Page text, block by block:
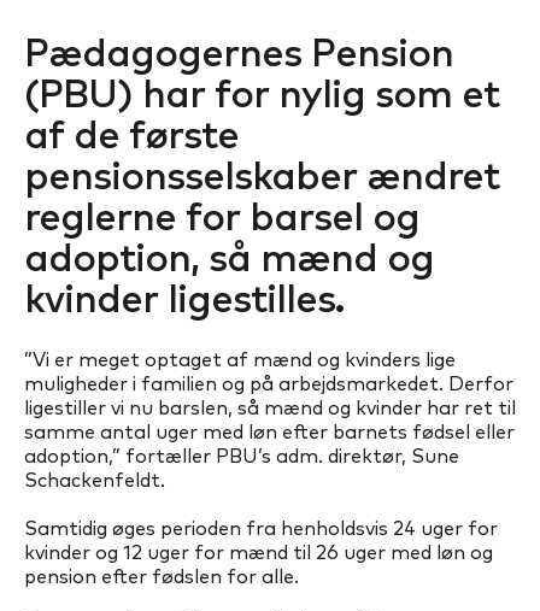
Pædagogernes Pension
(PBU) har for nylig som et
af de første
pensionsselskaber ændret
reglerne for barsel og
adoption, så mænd og
kvinder ligestilles.
”Vi er meget optaget af mænd og kvinders lige
muligheder i familien og på arbejdsmarkedet. Derfor
ligestiller vi nu barslen, så mænd og kvinder har ret til
samme antal uger med løn efter barnets fødsel eller
adoption,” fortæller PBU’s adm. direktør, Sune
Schackenfeldt.
Samtidig øges perioden fra henholdsvis 24 uger for
kvinder og 12 uger for mænd til 26 uger med løn og
pension efter fødslen for alle.